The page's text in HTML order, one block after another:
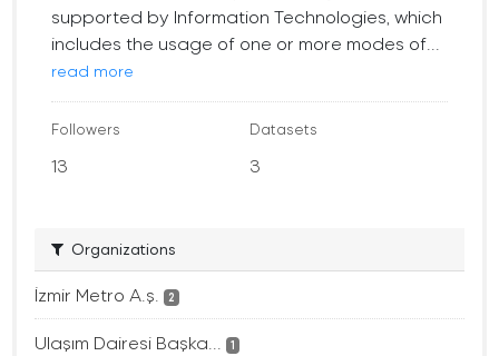
supported by Information Technologies, which
includes the usage of one or more modes of...
read more
Followers
13
Datasets
3
Organizations
İzmir Metro A.ş. 2
Ulaşım Dairesi Başka... 1